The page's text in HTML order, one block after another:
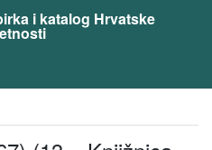
i katalog Hrvatske